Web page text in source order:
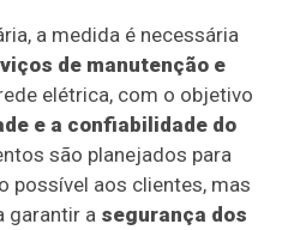
a medida é necessária
de manutenção e
elétrica, com o objetivo
e a confiabilidade do
são planejados para
possível aos clientes, mas
garantir a segurança dos